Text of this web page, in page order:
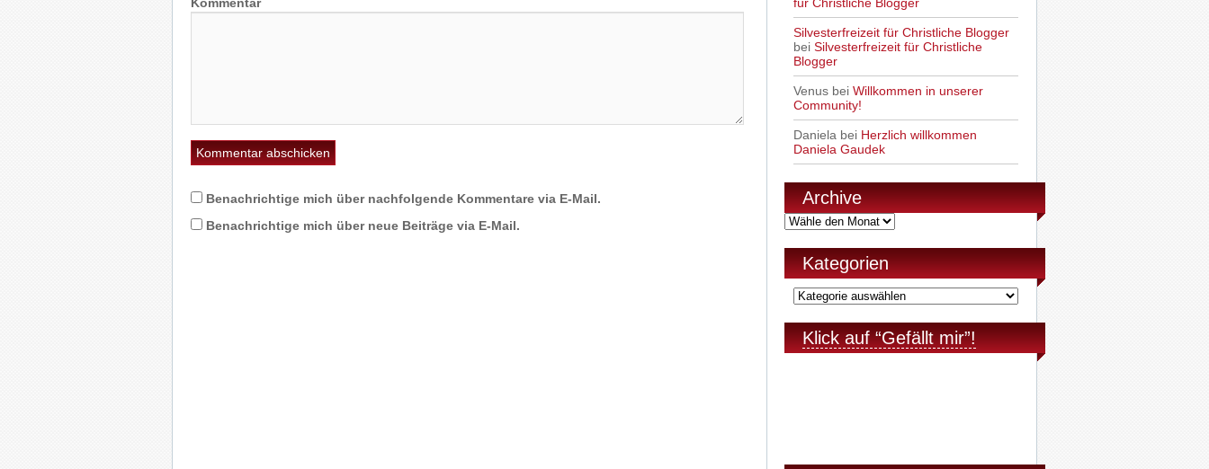
Benachrichtige mich über nachfolgende Kommentare via E-Mail.
Benachrichtige mich über neue Beiträge via E-Mail.
Silvesterfreizeit für Christliche Blogger
bei Silvesterfreizeit für Christliche
Blogger
Venus bei Willkommen in unserer
Community!
Daniela bei Herzlich willkommen
Daniela Gaudek
Archive
Kategorien
Klick auf “Gefällt mir”!